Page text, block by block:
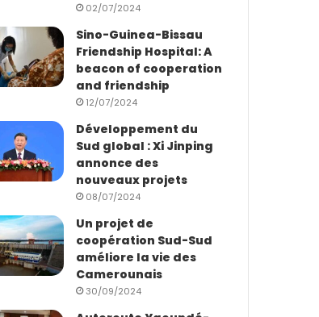
02/07/2024
Sino-Guinea-Bissau
Friendship Hospital: A
beacon of cooperation
and friendship
12/07/2024
Développement du
Sud global : Xi Jinping
annonce des
nouveaux projets
08/07/2024
Un projet de
coopération Sud-Sud
améliore la vie des
Camerounais
30/09/2024